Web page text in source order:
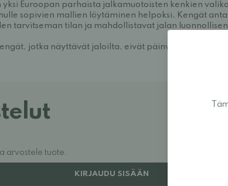
yksi Euroopan parhaista jalkamuotoisten kenkien
sopivien mallien löytäminen helpoksi. Kengät
tarvitseman tilan ja mahdollistavat jalan
jotka näyttävät jaloilta, eivät päinvastoin.
arvostele tuote.
KIRJAUDU SISÄÄN